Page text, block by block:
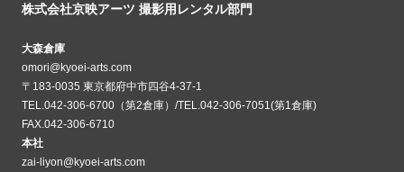
株式会社京映アーツ 撮影用レンタル部門
大森倉庫
omori@kyoei-arts.com
〒183-0035 東京都府中市四谷4-37-1
TEL.042-306-6700（第2倉庫）/TEL.042-306-7051(第1倉庫)
FAX.042-306-6710
本社
zai-liyon@kyoei-arts.com